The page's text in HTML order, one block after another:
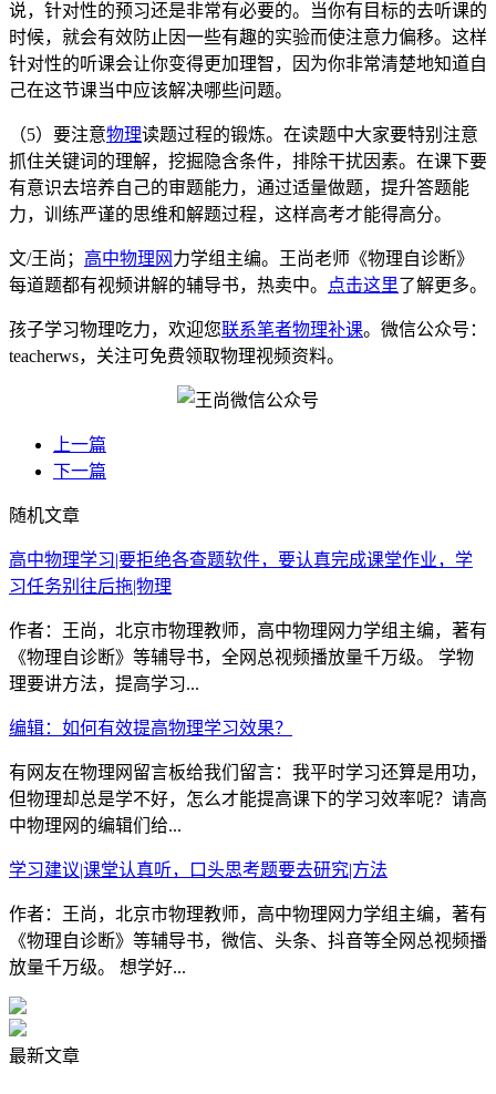
说，针对性的预习还是非常有必要的。当你有目标的去听课的
时候，就会有效防止因一些有趣的实验而使注意力偏移。这样
针对性的听课会让你变得更加理智，因为你非常清楚地知道自
己在这节课当中应该解决哪些问题。
（5）要注意物理读题过程的锻炼。在读题中大家要特别注意
抓住关键词的理解，挖掘隐含条件，排除干扰因素。在课下要
有意识去培养自己的审题能力，通过适量做题，提升答题能
力，训练严谨的思维和解题过程，这样高考才能得高分。
文/王尚； 高中物理网 力学组主编。王尚老师《物理自诊断》
每道题都有视频讲解的辅导书，热卖中。
点击这里了解更多。
孩子学习物理吃力，欢迎您联系笔者物理补课。微信公众号：
teacherws，关注可免费领取物理视频资料。
上一篇
下一篇
随机文章
高中物理学习|要拒绝各查题软件，要认真完成课堂作业，学
习任务别往后拖|物理
作者：王尚，北京市物理教师，高中物理网力学组主编，著有
《物理自诊断》等辅导书，全网总视频播放量千万级。 学物
理要讲方法，提高学习...
编辑：如何有效提高物理学习效果？
有网友在物理网留言板给我们留言：我平时学习还算是用功，
但物理却总是学不好，怎么才能提高课下的学习效率呢？请高
中物理网的编辑们给...
学习建议|课堂认真听，口头思考题要去研究|方法
作者：王尚，北京市物理教师，高中物理网力学组主编，著有
《物理自诊断》等辅导书，微信、头条、抖音等全网总视频播
放量千万级。 想学好...
最新文章